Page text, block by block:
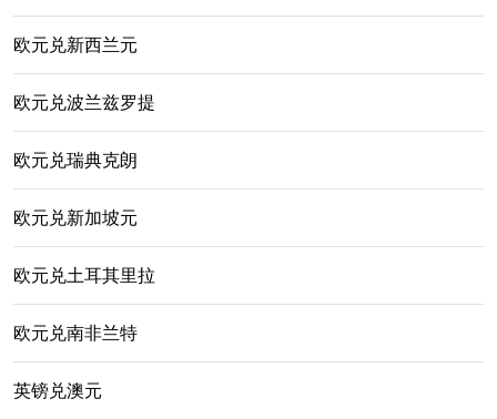
欧元兑新西兰元
欧元兑波兰兹罗提
欧元兑瑞典克朗
欧元兑新加坡元
欧元兑土耳其里拉
欧元兑南非兰特
英镑兑澳元